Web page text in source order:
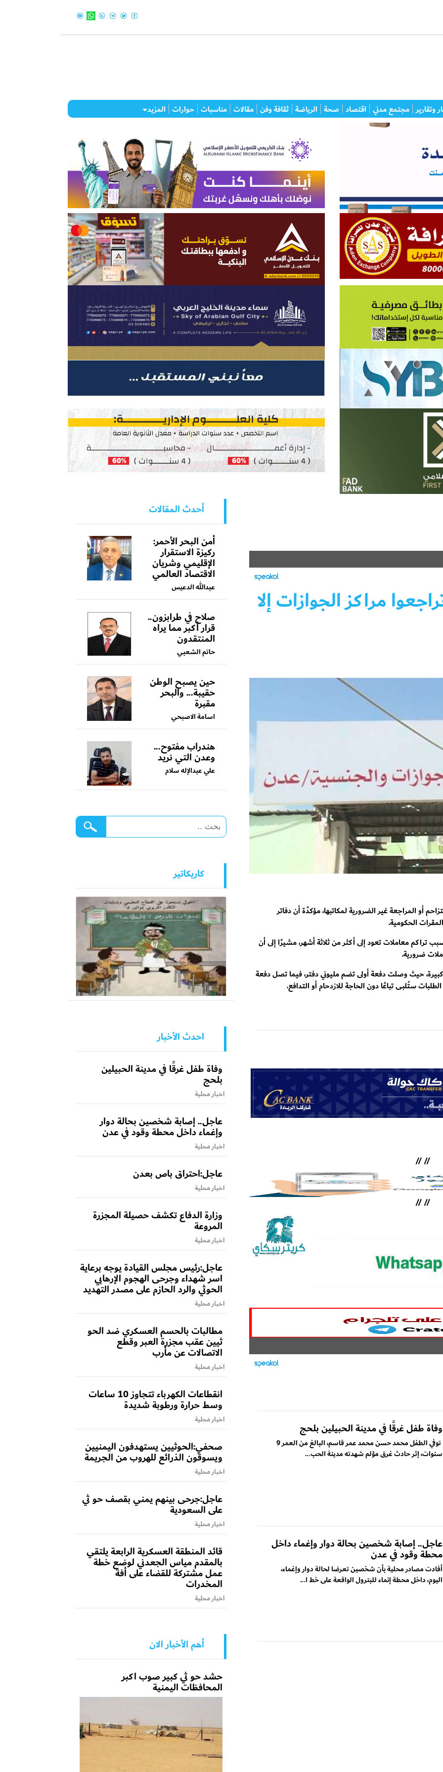
وتقارير مجتمع مدني اقتصاد صحة الرياضة ثقافة وفن مقالات مناسبات حوارات المزيد
مراكز الجوازات إلا
أو المراجعة غير الضرورية لمكاتبها، مؤكدًة أن دفاتر
الحكومية.
معاملات تعود إلى أكثر من ثلاثة أشهر، مشيرًا إلى أن
ضرورية.
حيث وصلت دفعة أولى تضم مليوني دفتر، فيما تصل دفعة
ستُلبى تباعًا دون الحاجة للازدحام أو التدافع.
//
//
//
//
وفاة طفل غرقًا في مدينة الحبيلين بلحج
توفي الطفل محمد حسن محمد عمر قاسم، البالغ من العمر 9
سنوات، إثر حادث غرق مؤلم شهدته مدينة الحب...
عاجل.. إصابة شخصين بحالة دوار وإغماء داخل
محطة وقود في عدن
أفادت مصادر محلية بأن شخصين تعرضا لحالة دوار وإغماء،
اليوم، داخل محطة إنماء للبترول الواقعة على خط ا...
أحدث المقالات
أمن البحر الأحمر:
ركيزة الاستقرار
الإقليمي وشريان
الاقتصاد العالمي
عبدالله الدعيس
صلاح في طرابزون..
قرار أكبر مما يراه
المنتقدون
حاتم الشعبي
حين يصبح الوطن
حقيبة... والبحر
مقبرة
اسامة الاصبحي
هندراب مفتوح...
وعدن التي نريد
علي عبدالإله سلام
كاريكاتير
احدث الأخبار
وفاة طفل غرقًا في مدينة الحبيلين
بلحج
اخبار محلية
عاجل.. إصابة شخصين بحالة دوار
وإغماء داخل محطة وقود في عدن
اخبار محلية
عاجل:احتراق باص بعدن
اخبار محلية
وزارة الدفاع تكشف حصيلة المجزرة
المروعة
اخبار محلية
عاجل:رئيس مجلس القيادة يوجه برعاية
اسر شهداء وجرحى الهجوم الإرهابي
الحوثي والرد الحازم على مصدر التهديد
اخبار محلية
مطالبات بالحسم العسكري ضد الحو
ثيين عقب مجزرة العبر وقطع
الاتصالات عن مأرب
اخبار محلية
انقطاعات الكهرباء تتجاوز 10 ساعات
وسط حرارة ورطوبة شديدة
اخبار محلية
صحفي:الحوثيين يستهدفون اليمنيين
ويسوقون الذرائع للهروب من الجريمة
اخبار محلية
عاجل:جرحى بينهم يمني بقصف حو ثي
على السعودية
اخبار محلية
قائد المنطقة العسكرية الرابعة يلتقي
بالمقدم مياس الجعدني لوضع خطة
عمل مشتركة للقضاء على أفة
المخدرات
اخبار محلية
أهم الأخبار الان
حشد حو ثي كبير صوب اكبر
المحافظات اليمنية